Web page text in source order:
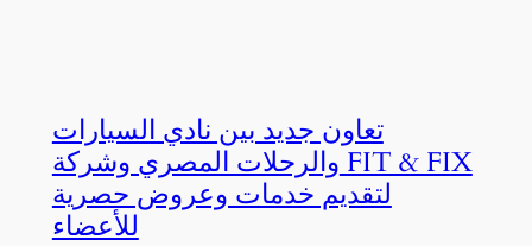
تعاون جديد بين نادي السيارات
والرحلات المصري وشركة FIT & FIX
لتقديم خدمات وعروض حصرية
للأعضاء